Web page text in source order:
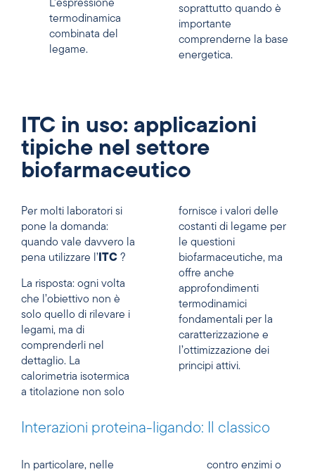
L’espressione
termodinamica
combinata del
legame.
soprattutto quando è
importante
comprenderne la base
energetica.
ITC in uso: applicazioni
tipiche nel settore
biofarmaceutico
Per molti laboratori si
pone la domanda:
quando vale davvero la
pena utilizzare l’ITC ?
La risposta: ogni volta
che l’obiettivo non è
solo quello di rilevare i
legami, ma di
comprenderli nel
dettaglio. La
calorimetria isotermica
a titolazione non solo
fornisce i valori delle
costanti di legame per
le questioni
biofarmaceutiche, ma
offre anche
approfondimenti
termodinamici
fondamentali per la
caratterizzazione e
l’ottimizzazione dei
principi attivi.
Interazioni proteina-ligando: Il classico
In particolare, nelle
contro enzimi o